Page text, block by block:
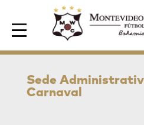
Area de Socios
Sede
Carnaval